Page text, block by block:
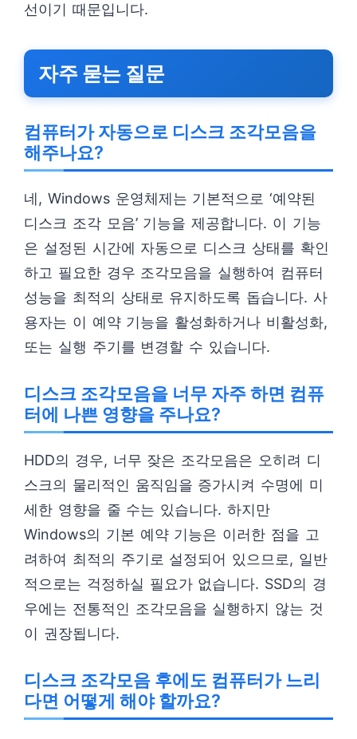
선이기 때문입니다.
자주 묻는 질문
컴퓨터가 자동으로 디스크 조각모음을
해주나요?
네, Windows 운영체제는 기본적으로 ‘예약된
디스크 조각 모음’ 기능을 제공합니다. 이 기능
은 설정된 시간에 자동으로 디스크 상태를 확인
하고 필요한 경우 조각모음을 실행하여 컴퓨터
성능을 최적의 상태로 유지하도록 돕습니다. 사
용자는 이 예약 기능을 활성화하거나 비활성화,
또는 실행 주기를 변경할 수 있습니다.
디스크 조각모음을 너무 자주 하면 컴퓨
터에 나쁜 영향을 주나요?
HDD의 경우, 너무 잦은 조각모음은 오히려 디
스크의 물리적인 움직임을 증가시켜 수명에 미
세한 영향을 줄 수는 있습니다. 하지만
Windows의 기본 예약 기능은 이러한 점을 고
려하여 최적의 주기로 설정되어 있으므로, 일반
적으로는 걱정하실 필요가 없습니다. SSD의 경
우에는 전통적인 조각모음을 실행하지 않는 것
이 권장됩니다.
디스크 조각모음 후에도 컴퓨터가 느리
다면 어떻게 해야 할까요?